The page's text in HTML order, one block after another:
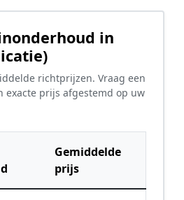
in
richtprijzen. Vraag een
exacte prijs afgestemd op uw
Gemiddelde
prijs